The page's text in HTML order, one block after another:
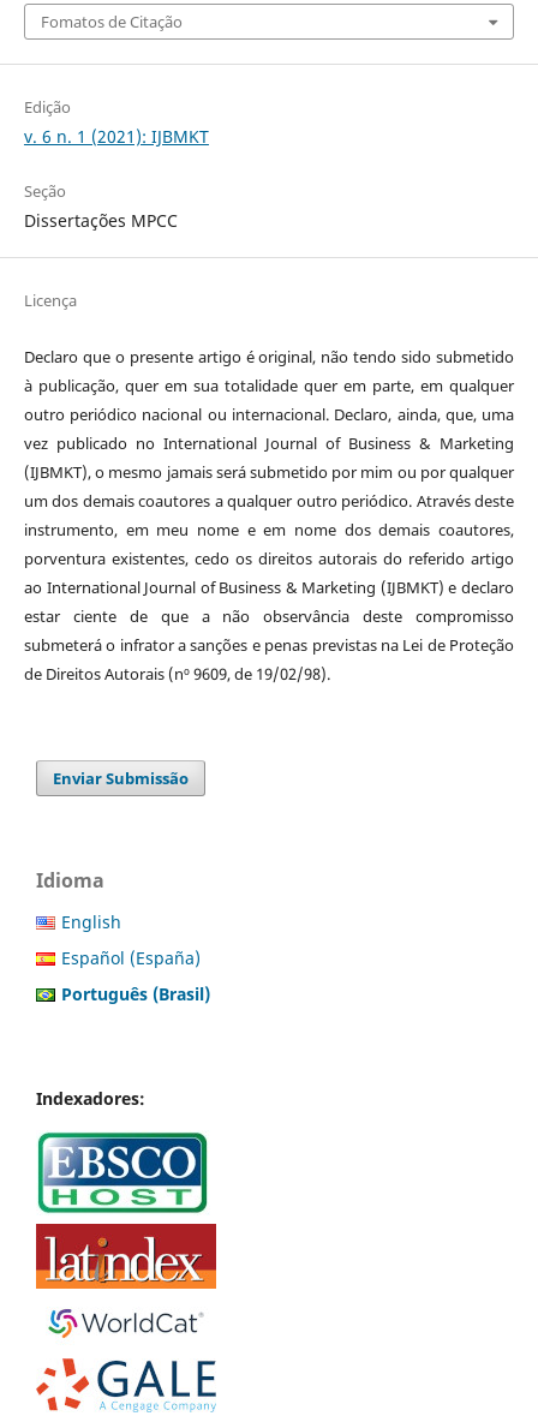
Fomatos de Citação
Edição
v. 6 n. 1 (2021): IJBMKT
Seção
Dissertações MPCC
Licença
Declaro que o presente artigo é original, não tendo sido submetido
à publicação, quer em sua totalidade quer em parte, em qualquer
outro periódico nacional ou internacional. Declaro, ainda, que, uma
vez publicado no International Journal of Business & Marketing
(IJBMKT), o mesmo jamais será submetido por mim ou por qualquer
um dos demais coautores a qualquer outro periódico. Através deste
instrumento, em meu nome e em nome dos demais coautores,
porventura existentes, cedo os direitos autorais do referido artigo
ao International Journal of Business & Marketing (IJBMKT) e declaro
estar ciente de que a não observância deste compromisso
submeterá o infrator a sanções e penas previstas na Lei de Proteção
de Direitos Autorais (nº 9609, de 19/02/98).
Enviar Submissão
Idioma
English
Español (España)
Português (Brasil)
Indexadores: